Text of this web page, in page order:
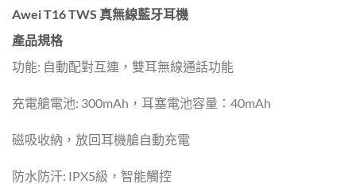
was:
is:
Awei T16 TWS 真無線藍牙耳機
產品規格
功能: 自動配對互連，雙耳無線通話功能
充電艙電池: 300mAh，耳塞電池容量：40mAh
磁吸收納，放回耳機艙自動充電
防水防汗: IPX5級，智能觸控